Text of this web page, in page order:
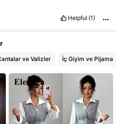
Helpful (1)
ve Valizler İç Giyim ve Pijama